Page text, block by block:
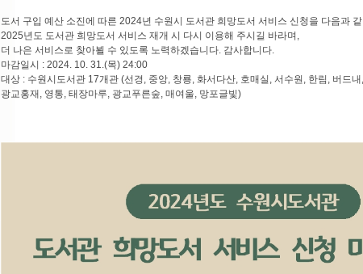
도서 구입 예산 소진에 따른 2024년 수원시 도서관 희망도서 서비스 신청을 다음과
2025년도 도서관 희망도서 서비스 재개 시 다시 이용해 주시길 바라며,
더 나은 서비스로 찾아뵐 수 있도록 노력하겠습니다. 감사합니다.
마감일시 : 2024. 10. 31.(목) 24:00
대상 : 수원시도서관 17개관 (선경, 중앙, 창룡, 화서다산, 호매실, 서수원, 한림, 버드
광교홍재, 영통, 태장마루, 광교푸른숲, 매여울, 망포글빛)